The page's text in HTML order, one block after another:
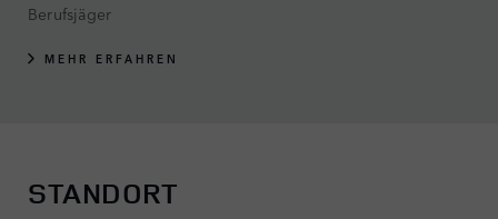
Berufsjäger
MEHR ERFAHREN
STANDORT